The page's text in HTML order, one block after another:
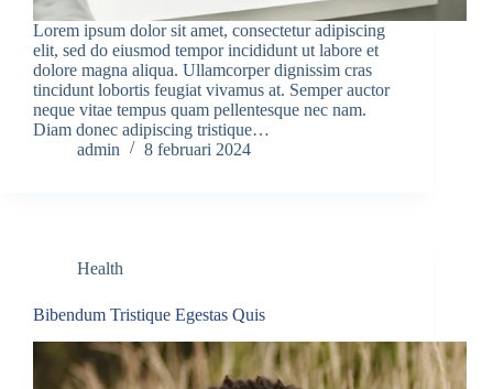
Lorem ipsum dolor sit amet, consectetur adipiscing
elit, sed do eiusmod tempor incididunt ut labore et
dolore magna aliqua. Ullamcorper dignissim cras
tincidunt lobortis feugiat vivamus at. Semper auctor
neque vitae tempus quam pellentesque nec nam.
Diam donec adipiscing tristique…
admin
8 februari 2024
Health
Bibendum Tristique Egestas Quis